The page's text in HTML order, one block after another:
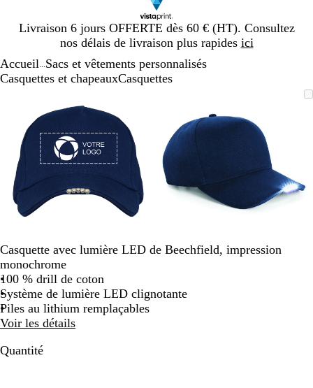
Livraison 6 jours OFFERTE dès 60 € (HT). Consultez
nos délais de livraison plus rapides ici
Diapositive
1
Accueil Sacs et vêtements personnalisés
Casquettes et chapeauxCasquettes
zoomable
au
minimum
pour
développer
les
plus
et
moins
zoomer
fléchées
faire
défiler
minimum
développer
touches
moins
pour
zoomer
et
fléchées
Casquette avec lumière LED de Beechfield, impression
monochrome
100 % drill de coton
Système de lumière LED clignotante
Piles au lithium remplaçables
Voir les détails
Quantité